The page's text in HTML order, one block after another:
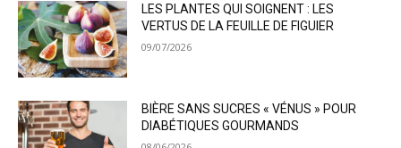
LES PLANTES QUI SOIGNENT : LES
VERTUS DE LA FEUILLE DE FIGUIER
09/07/2026
BIÈRE SANS SUCRES « VÉNUS » POUR
DIABÉTIQUES GOURMANDS